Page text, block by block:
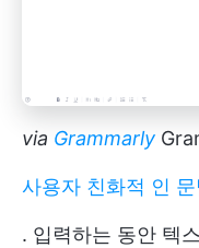
via Grammarly
사용자 친화적 인
. 입력하는 동안 텍